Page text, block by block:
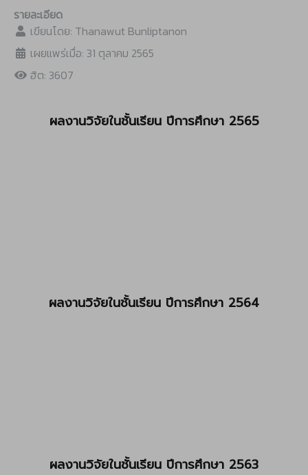
รายละเอียด
เขียนโดย: Thanawut Bunliptanon
เผยแพร่เมื่อ: 31 ตุลาคม 2565
ฮิต: 3607
ผลงานวิจัยในชั้นเรียน ปีการศึกษา 2565
ผลงานวิจัยในชั้นเรียน ปีการศึกษา 2564
ผลงานวิจัยในชั้นเรียน ปีการศึกษา 2563